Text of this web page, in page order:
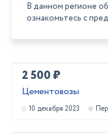
В данном регионе
ознакомьтесь с
2 500 ₽
Цементовозы
10 декабря 2023